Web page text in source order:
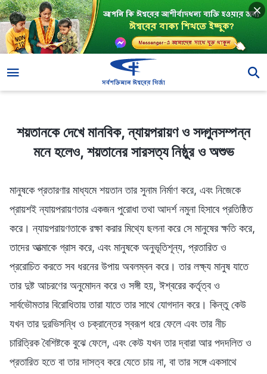
শয়তানকে দেখে মানবিক, ন্যায়পরায়ণ ও সদ্গুনসম্পন্ন
মনে হলেও, শয়তানের সারসত্য নিষ্ঠুর ও অশুভ
মানুষকে প্রতারণার মাধ্যমে শয়তান তার সুনাম নির্মাণ করে, এবং নিজেকে
প্রায়শই ন্যায়পরায়ণতার একজন পুরোধা তথা আদর্শ নমুনা হিসাবে প্রতিষ্ঠিত
করে। ন্যায়পরায়ণতাকে রক্ষা করার মিথ্যে ছলনা করে সে মানুষের ক্ষতি করে,
তাদের আত্মাকে গ্রাস করে, এবং মানুষকে অনুভূতিশূন্য, প্রতারিত ও
প্ররোচিত করতে সব ধরনের উপায় অবলম্বন করে। তার লক্ষ্য মানুষ যাতে
তার দুষ্ট আচরণের অনুমোদন করে ও সঙ্গী হয়, ঈশ্বরের কর্তৃত্ব ও
সার্বভৌমতার বিরোধিতায় তারা যাতে তার সাথে যোগদান করে। কিন্তু কেউ
যখন তার দুরভিসন্ধি ও চক্রান্তের স্বরূপ ধরে ফেলে এবং তার নীচ
চারিত্রিক বৈশিষ্টকে বুঝে ফেলে, এবং কেউ যখন তার দ্বারা আর পদদলিত ও
প্রতারিত হতে বা তার দাসত্ব করে যেতে চায় না, বা তার সঙ্গে একসাথে